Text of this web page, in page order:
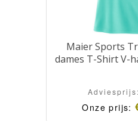
Maier Sports
dames T-Shirt V-
Onze prijs: